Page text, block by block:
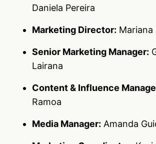
Daniela Pereira
Marketing Director: Mariana
Senior Marketing Manager:
Lairana
Content & Influence
Ramoa
Media Manager: Amanda